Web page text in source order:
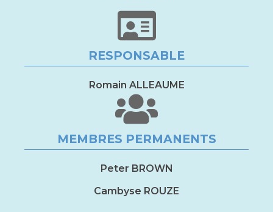
RESPONSABLE
Romain ALLEAUME
MEMBRES PERMANENTS
Peter BROWN
Cambyse ROUZE